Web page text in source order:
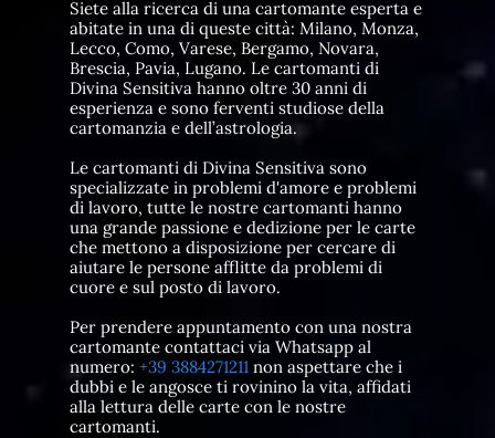
Siete alla ricerca di una cartomante esperta e
abitate in una di queste città: Milano, Monza,
Lecco, Como, Varese, Bergamo, Novara,
Brescia, Pavia, Lugano. Le cartomanti di
Divina Sensitiva hanno oltre 30 anni di
esperienza e sono ferventi studiose della
cartomanzia e dell’astrologia.
Le cartomanti di Divina Sensitiva sono
specializzate in problemi d'amore e problemi
di lavoro, tutte le nostre cartomanti hanno
una grande passione e dedizione per le carte
che mettono a disposizione per cercare di
aiutare le persone afflitte da problemi di
cuore e sul posto di lavoro.
Per prendere appuntamento con una nostra
cartomante contattaci via Whatsapp al
numero: +39 3884271211non aspettare che i
dubbi e le angosce ti rovinino la vita, affidati
alla lettura delle carte con le nostre
cartomanti.